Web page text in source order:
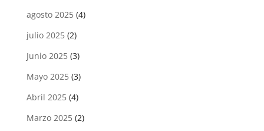
agosto 2025(4)
julio 2025(2)
Junio 2025(3)
Mayo 2025(3)
Abril 2025(4)
Marzo 2025(2)